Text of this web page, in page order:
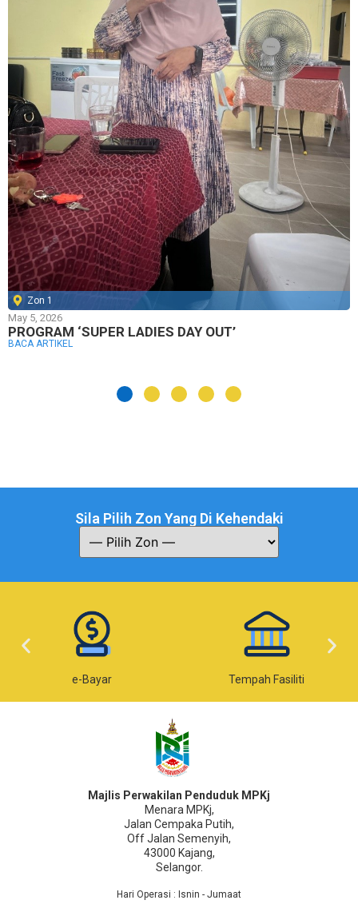
Zon 1
May 5, 2026
PROGRAM ‘SUPER LADIES DAY OUT’
BACA ARTIKEL
Sila Pilih Zon Yang Di Kehendaki
e-Bayar Tempah Fasiliti
Majlis Perwakilan Penduduk MPKj
Menara MPKj,
Jalan Cempaka Putih,
Off Jalan Semenyih,
43000 Kajang,
Selangor.
Hari Operasi : Isnin - Jumaat